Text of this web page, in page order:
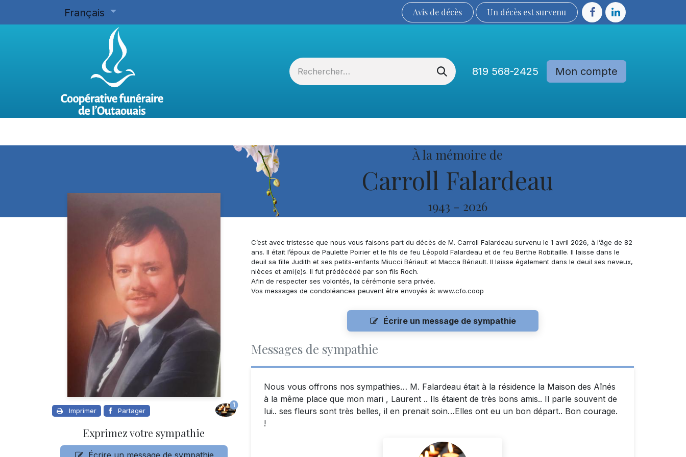
Français Avis de décès Un décès est sur​​​​​​​​ve​nu​​​​​​​​​​
819 568-2425 Mon compte
À la mémoire de
Carroll Falardeau
1943 - 2026
Imprimer Partager
1
Exprimez votre sympathie
C’est avec tristesse que nous vous faisons part du décès de M. Carroll Falardeau survenu le 1 avril 2026, à l’âge de 82
ans. Il était l’époux de Paulette Poirier et le fils de feu Léopold Falardeau et de feu Berthe Robitaille. Il laisse dans le
deuil sa fille Judith et ses petits-enfants Miucci Bériault et Macca Bériault. Il laisse également dans le deuil ses neveux,
nièces et ami(e)s. Il fut prédécédé par son fils Roch.
Afin de respecter ses volontés, la cérémonie sera privée.
Vos messages de condoléances peuvent être envoyés à: www.cfo.coop
Écrire un message de sympathie
Messages de sympathie
Nous vous offrons nos sympathies… M. Falardeau était à la résidence la Maison des Aînés
à la même place que mon mari , Laurent .. Ils étaient de très bons amis.. Il parle souvent de
lui.. ses fleurs sont très belles, il en prenait soin…Elles ont eu un bon départ.. Bon courage.
!